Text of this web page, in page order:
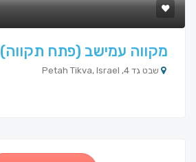
מקווה עמישב (פתח תקווה)
שבט גד 4, Petah Tikva, Israel